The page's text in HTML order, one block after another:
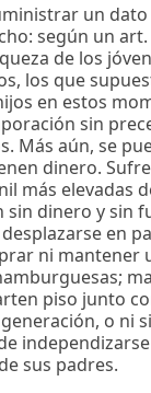
un
según un art.
de los
los que
en estos
sin
Más aún, se
dinero.
más elevadas
sin dinero y sin
en
ni mantener
piso junto
o ni
sus padres.